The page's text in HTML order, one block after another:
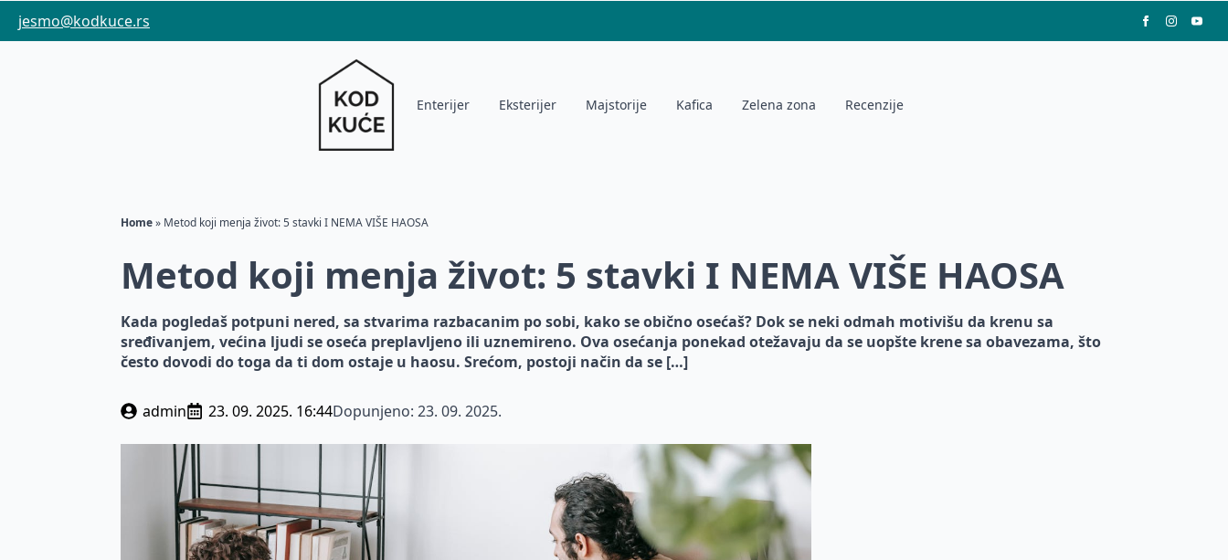
jesmo@kodkuce.rs
Enterijer Eksterijer Majstorije Kafica Zelena zona Recenzije
Home» Metod koji menja život: 5 stavki I NEMA VIŠE HAOSA
Metod koji menja život: 5 stavki I NEMA VIŠE HAOSA
Kada pogledaš potpuni nered, sa stvarima razbacanim po sobi, kako se obično osećaš? Dok se neki odmah motivišu da krenu sa
sređivanjem, većina ljudi se oseća preplavljeno ili uznemireno. Ova osećanja ponekad otežavaju da se uopšte krene sa obavezama, što
često dovodi do toga da ti dom ostaje u haosu. Srećom, postoji način da se […]
admin 23. 09. 2025. 16:44Dopunjeno: 23. 09. 2025.